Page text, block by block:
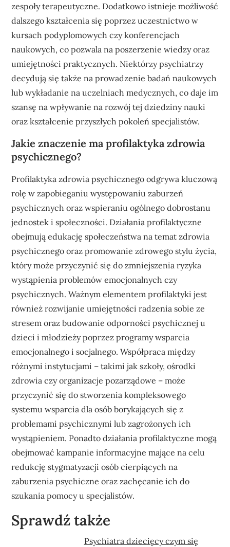
zespoły terapeutyczne. Dodatkowo istnieje możliwość
dalszego kształcenia się poprzez uczestnictwo w
kursach podyplomowych czy konferencjach
naukowych, co pozwala na poszerzenie wiedzy oraz
umiejętności praktycznych. Niektórzy psychiatrzy
decydują się także na prowadzenie badań naukowych
lub wykładanie na uczelniach medycznych, co daje im
szansę na wpływanie na rozwój tej dziedziny nauki
oraz kształcenie przyszłych pokoleń specjalistów.
Jakie znaczenie ma profilaktyka zdrowia
psychicznego?
Profilaktyka zdrowia psychicznego odgrywa kluczową
rolę w zapobieganiu występowaniu zaburzeń
psychicznych oraz wspieraniu ogólnego dobrostanu
jednostek i społeczności. Działania profilaktyczne
obejmują edukację społeczeństwa na temat zdrowia
psychicznego oraz promowanie zdrowego stylu życia,
który może przyczynić się do zmniejszenia ryzyka
wystąpienia problemów emocjonalnych czy
psychicznych. Ważnym elementem profilaktyki jest
również rozwijanie umiejętności radzenia sobie ze
stresem oraz budowanie odporności psychicznej u
dzieci i młodzieży poprzez programy wsparcia
emocjonalnego i socjalnego. Współpraca między
różnymi instytucjami – takimi jak szkoły, ośrodki
zdrowia czy organizacje pozarządowe – może
przyczynić się do stworzenia kompleksowego
systemu wsparcia dla osób borykających się z
problemami psychicznymi lub zagrożonych ich
wystąpieniem. Ponadto działania profilaktyczne mogą
obejmować kampanie informacyjne mające na celu
redukcję stygmatyzacji osób cierpiących na
zaburzenia psychiczne oraz zachęcanie ich do
szukania pomocy u specjalistów.
Sprawdź także
Psychiatra dziecięcy czym się